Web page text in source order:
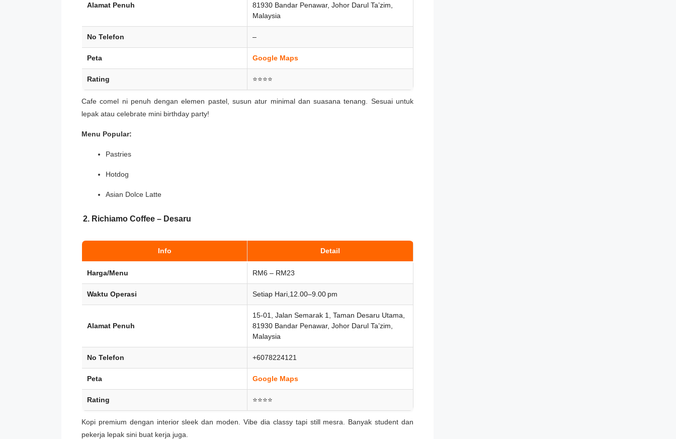
Alamat Penuh
81930 Bandar Penawar, Johor Darul Ta’zim,
Malaysia
No Telefon –
Peta Google Maps
Rating ⭐⭐⭐⭐
Cafe comel ni penuh dengan elemen pastel, susun atur minimal dan suasana tenang. Sesuai untuk
lepak atau celebrate mini birthday party!
Menu Popular:
Pastries
Hotdog
Asian Dolce Latte
2. Richiamo Coffee – Desaru
Info Detail
Harga/Menu RM6 – RM23
Waktu Operasi Setiap Hari,12.00–9.00 pm
Alamat Penuh
15-01, Jalan Semarak 1, Taman Desaru Utama,
81930 Bandar Penawar, Johor Darul Ta’zim,
Malaysia
No Telefon +6078224121
Peta Google Maps
Rating ⭐⭐⭐⭐
Kopi premium dengan interior sleek dan moden. Vibe dia classy tapi still mesra. Banyak student dan
pekerja lepak sini buat kerja juga.